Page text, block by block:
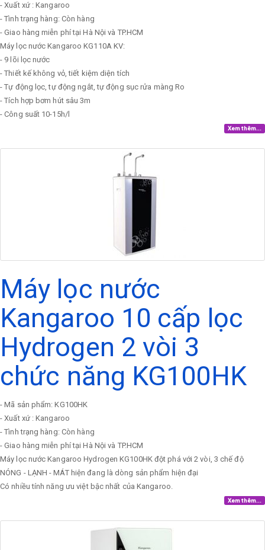
- Xuất xứ : Kangaroo
- Tình trạng hàng: Còn hàng
- Giao hàng miễn phí tại Hà Nội và TP.HCM
Máy lọc nước Kangaroo KG110A KV:
- 9 lõi lọc nước
- Thiết kế không vỏ, tiết kiệm diện tích
- Tự động lọc, tự động ngắt, tự động sục rửa màng Ro
- Tích hợp bơm hút sâu 3m
- Công suất 10-15h/l
Xem thêm...
Máy lọc nước
Kangaroo 10 cấp lọc
Hydrogen 2 vòi 3
chức năng KG100HK
- Mã sản phẩm: KG100HK
- Xuất xứ : Kangaroo
- Tình trạng hàng: Còn hàng
- Giao hàng miễn phí tại Hà Nội và TP.HCM
Máy lọc nước Kangaroo Hydrogen KG100HK đột phá với 2 vòi, 3 chế độ
NÓNG - LẠNH - MÁT hiện đang là dòng sản phẩm hiện đại
Có nhiều tính năng ưu việt bậc nhất của Kangaroo.
Xem thêm...